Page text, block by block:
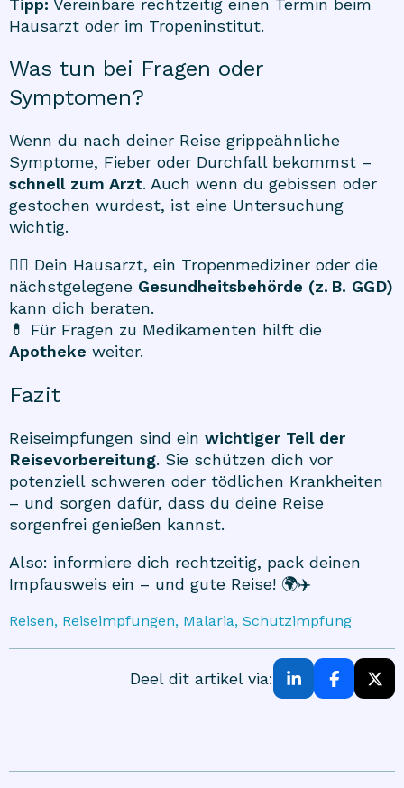
Hausarzt oder im Tropeninstitut.
Was tun bei Fragen oder
Symptomen?
Wenn du nach deiner Reise grippeähnliche
Symptome, Fieber oder Durchfall bekommst –
schnell zum Arzt. Auch wenn du gebissen oder
gestochen wurdest, ist eine Untersuchung
wichtig.
👩‍⚕️ Dein Hausarzt, ein Tropenmediziner oder die
nächstgelegene Gesundheitsbehörde (z. B. GGD)
kann dich beraten.
💊 Für Fragen zu Medikamenten hilft die
Apotheke weiter.
Fazit
Reiseimpfungen sind ein wichtiger Teil der
Reisevorbereitung. Sie schützen dich vor
potenziell schweren oder tödlichen Krankheiten
– und sorgen dafür, dass du deine Reise
sorgenfrei genießen kannst.
Also: informiere dich rechtzeitig, pack deinen
Impfausweis ein – und gute Reise! 🌍✈️
Reisen, Reiseimpfungen, Malaria, Schutzimpfung
Deel dit artikel via: